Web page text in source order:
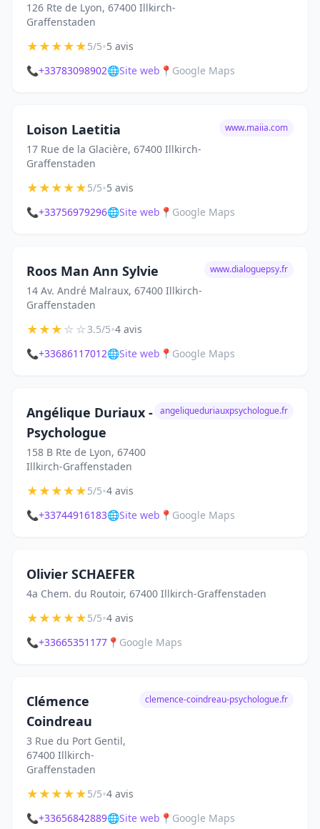
126 Rte de Lyon, 67400 Illkirch-
Graffenstaden
★★★★★5/5•5 avis
📞+33783098902🌐Site web 📍 Google Maps
Loison Laetitia
17 Rue de la Glacière, 67400 Illkirch-
Graffenstaden
www.maiia.com
★★★★★5/5•5 avis
📞+33756979296🌐Site web 📍 Google Maps
Roos Man Ann Sylvie
14 Av. André Malraux, 67400 Illkirch-
Graffenstaden
www.dialoguepsy.fr
★★★☆☆3.5/5•4 avis
📞+33686117012🌐Site web 📍 Google Maps
Angélique Duriaux -
Psychologue
158 B Rte de Lyon, 67400
Illkirch-Graffenstaden
angeliqueduriauxpsychologue.fr
★★★★★5/5•4 avis
📞+33744916183🌐Site web 📍 Google Maps
Olivier SCHAEFER
4a Chem. du Routoir, 67400 Illkirch-Graffenstaden
★★★★★5/5•4 avis
📞+33665351177 📍 Google Maps
Clémence
Coindreau
3 Rue du Port Gentil,
67400 Illkirch-
Graffenstaden
clemence-coindreau-psychologue.fr
★★★★★5/5•4 avis
📞+33656842889🌐Site web 📍 Google Maps